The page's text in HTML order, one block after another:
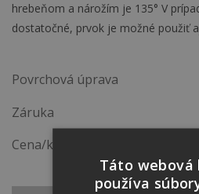
hrebeňom a nárožím je 135° V
dostatočné, prvok je možné použiť
Povrchová úprava
Záruka
Cena/ks
Táto
používa